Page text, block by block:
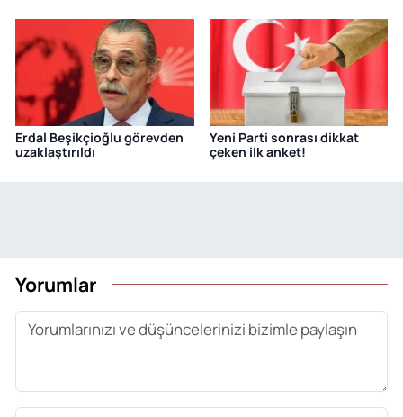
Erdal Beşikçioğlu görevden
uzaklaştırıldı
Yeni Parti sonrası dikkat
çeken ilk anket!
Yorumlar